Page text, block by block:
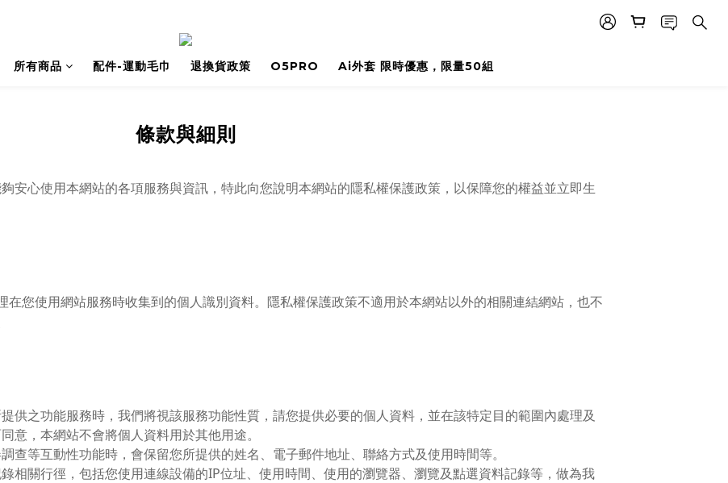
所有商品 配件-運動毛巾 退換貨政策 O5PRO Ai外套 限時優惠，限量50組
條款與細則
安心使用本網站的各項服務與資訊，特此向您說明本網站的隱私權保護政策，以保障您的權益並立即生
您使用網站服務時收集到的個人識別資料。隱私權保護政策不適用於本網站以外的相關連結網站，也不
供之功能服務時，我們將視該服務功能性質，請您提供必要的個人資料，並在該特定目的範圍內處理及
意，本網站不會將個人資料用於其他用途。
查等互動性功能時，會保留您所提供的姓名、電子郵件地址、聯絡方式及使用時間等。
相關行徑，包括您使用連線設備的IP位址、使用時間、使用的瀏覽器、瀏覽及點選資料記錄等，做為我